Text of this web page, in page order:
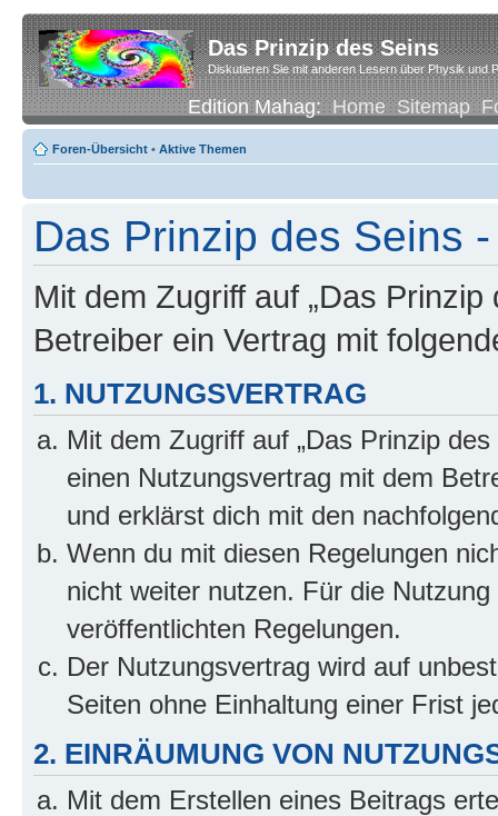
Das Prinzip des Seins
Diskutieren Sie mit anderen Lesern über Physik und
Edition Mahag:Home Sitemap
Foren-Übersicht • Aktive Themen
Das Prinzip des Seins
Mit dem Zugriff auf „Das
Betreiber ein Vertrag mit
1. NUTZUNGSVERTRAG
Mit dem Zugriff auf „Das Prinzip
einen Nutzungsvertrag mit dem
und erklärst dich mit den
Wenn du mit diesen Regelungen
nicht weiter nutzen. Für die
veröffentlichten Regelungen.
Der Nutzungsvertrag wird auf
Seiten ohne Einhaltung einer Frist
2. EINRÄUMUNG VON
Mit dem Erstellen eines Beitrags